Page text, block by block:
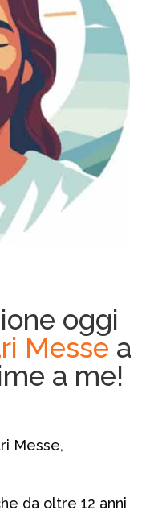
oggi
Messe a
a me!
Messe,
da oltre 12 anni